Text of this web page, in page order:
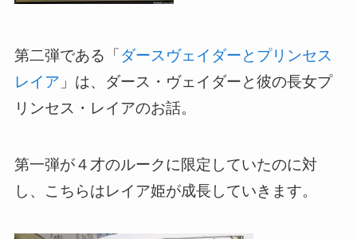
第二弾である「 ダースヴェイダーとプリンセス
レイア 」は、ダース・ヴェイダーと彼の長女プ
リンセス・レイアのお話。
第一弾が４才のルークに限定していたのに対
し、こちらはレイア姫が成長していきます。